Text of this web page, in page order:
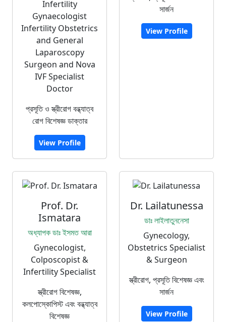
Infertility
Gynaecologist
Infertility Obstetrics
and General
Laparoscopy
Surgeon and Nova
IVF Specialist
Doctor
প্রসূতি ও স্ত্রীরোগ বন্ধ্যাত্ব
রোগ বিশেষজ্ঞ ডাক্তার
View Profile
সার্জন
View Profile
Prof. Dr.
Ismatara
অধ্যাপক ডাঃ ইসমত আরা
Gynecologist,
Colposcopist &
Infertility Specialist
স্ত্রীরোগ বিশেষজ্ঞ,
কলপোস্কোপিস্ট এবং বন্ধ্যাত্ব
বিশেষজ্ঞ
Dr. Lailatunessa
ডাঃ লাইলাতুননেসা
Gynecology,
Obstetrics Specialist
& Surgeon
স্ত্রীরোগ, প্রসূতি বিশেষজ্ঞ এবং
সার্জন
View Profile